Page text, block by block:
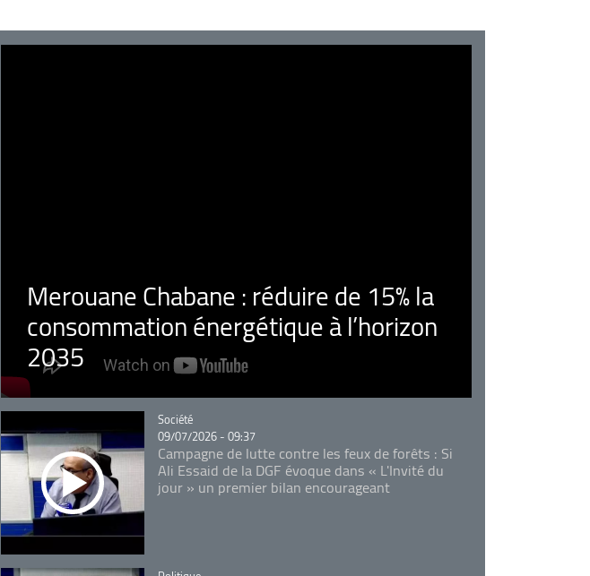
Merouane Chabane : réduire de 15% la
consommation énergétique à l’horizon
2035
Catégorie
Société
09/07/2026 - 09:37
Campagne de lutte contre les feux de forêts : Si
Ali Essaid de la DGF évoque dans « L'Invité du
jour » un premier bilan encourageant